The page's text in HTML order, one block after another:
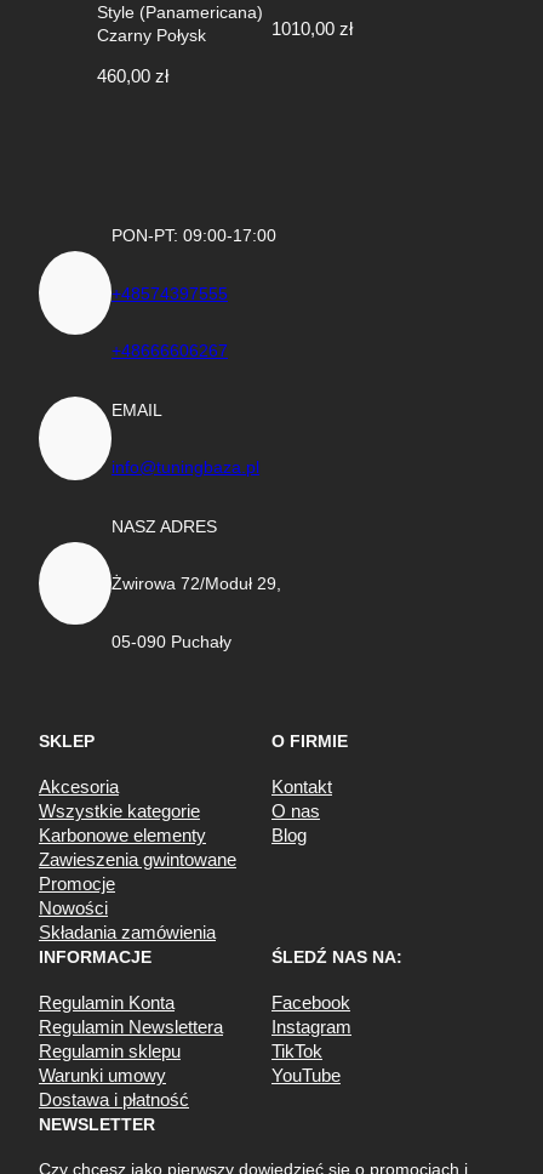
Style (Panamericana)
Czarny Połysk
460,00 zł
1010,00 zł
PON-PT: 09:00-17:00
+48574397555
+48666606267
EMAIL
info@tuningbaza.pl
NASZ ADRES
Żwirowa 72/Moduł 29,
05-090 Puchały
SKLEP
Akcesoria
Wszystkie kategorie
Karbonowe elementy
Zawieszenia gwintowane
Promocje
Nowości
Składania zamówienia
O FIRMIE
Kontakt
O nas
Blog
INFORMACJE
Regulamin Konta
Regulamin Newslettera
Regulamin sklepu
Warunki umowy
Dostawa i płatność
ŚLEDŹ NAS NA:
Facebook
Instagram
TikTok
YouTube
NEWSLETTER
Czy chcesz jako pierwszy dowiedzieć się o promocjach i